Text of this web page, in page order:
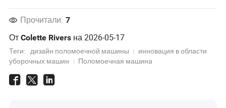
Прочитали: 7
ОтColette Rivers на2026-05-17
Теги: дизайн поломоечной машины
инновация в области
уборочных машин
Поломоечная машина